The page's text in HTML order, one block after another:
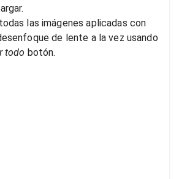
las imágenes aplicadas con
de lente a la vez usando
todo botón.